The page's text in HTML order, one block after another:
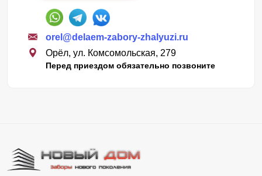
orel@delaem-zabory-zhalyuzi.ru
Орёл, ул. Комсомольская, 279
Перед приездом обязательно позвоните